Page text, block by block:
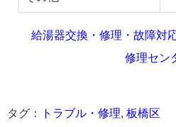
給湯器交換・修理・故障対
修理セン
タグ： トラブル・修理, 板橋区